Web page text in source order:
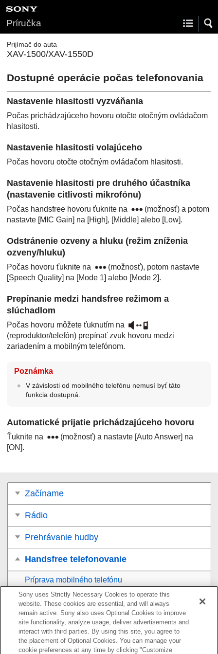
Príručka
Prijímač do auta
XAV-1500/XAV-1550D
Dostupné operácie počas telefonovania
Nastavenie hlasitosti vyzváňania
Počas prichádzajúceho hovoru otočte otočným ovládačom
hlasitosti.
Nastavenie hlasitosti volajúceho
Počas hovoru otočte otočným ovládačom hlasitosti.
Nastavenie hlasitosti pre druhého účastníka
(nastavenie citlivosti mikrofónu)
Počas handsfree hovoru ťuknite na
(možnosť) a potom
nastavte [MIC Gain] na [High], [Middle] alebo [Low].
Odstránenie ozveny a hluku (režim zníženia
ozveny/hluku)
Počas hovoru ťuknite na
(možnosť), potom nastavte
[Speech Quality] na [Mode 1] alebo [Mode 2].
Prepínanie medzi handsfree režimom a
slúchadlom
Počas hovoru môžete ťuknutím na
(reproduktor/telefón) prepínať zvuk hovoru medzi
zariadením a mobilným telefónom.
Poznámka
V závislosti od mobilného telefónu nemusí byť táto
funkcia dostupná.
Automatické prijatie prichádzajúceho hovoru
Ťuknite na (možnosť) a nastavte [Auto Answer] na
[ON].
Začíname
Rádio
Prehrávanie hudby
Handsfree telefonovanie
Príprava mobilného telefónu
Prijatie hovoru
Uskutočnenie hovoru
Dostupné operácie počas telefonovania
Sony uses Strictly Necessary Cookies to operate this
website. These cookies are essential, and will always
remain active. Sony also uses Optional Cookies to improve
site functionality, analyze usage, deliver advertisements and
interact with third parties. By using this site, you agree to
the placement of Optional Cookies. You can manage your
cookie preferences at any time by clicking "Customize